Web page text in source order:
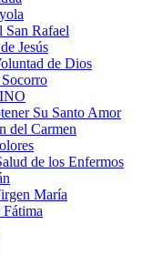
San Rafael
Jesús
de Dios
Su Santo Amor
del Carmen
de los Enfermos
María